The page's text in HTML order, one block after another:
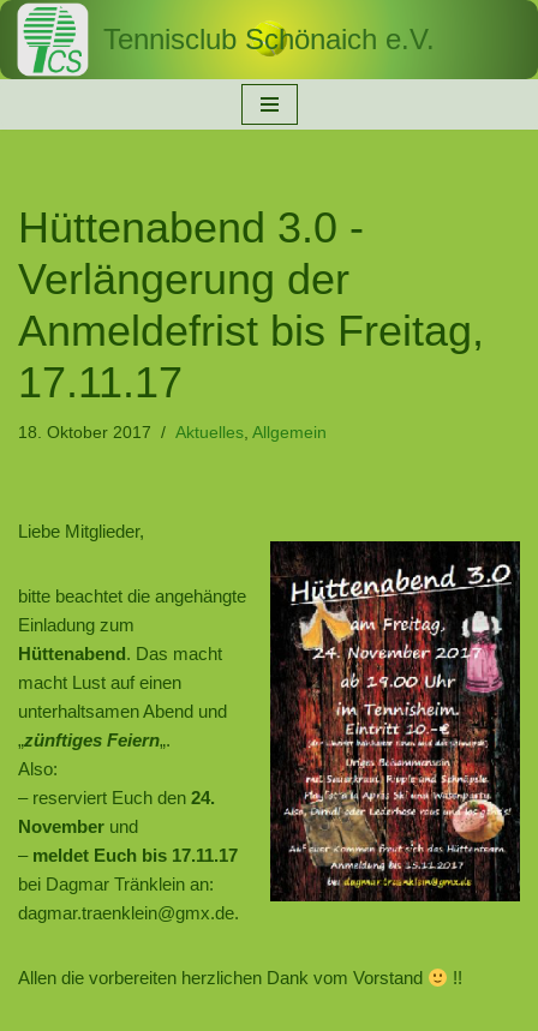
Zum
Tennisclub Schönaich e.V.
Hüttenabend 3.0 -
Verlängerung der
Anmeldefrist bis Freitag,
17.11.17
18. Oktober 2017 Aktuelles, Allgemein
Liebe Mitglieder,
bitte beachtet die angehängte
Einladung zum
Hüttenabend. Das macht
macht Lust auf einen
unterhaltsamen Abend und
„zünftiges Feiern„.
Also:
– reserviert Euch den 24.
November und
– meldet Euch bis 17.11.17
bei Dagmar Tränklein an:
dagmar.traenklein@gmx.de.
Allen die vorbereiten herzlichen Dank vom Vorstand !!